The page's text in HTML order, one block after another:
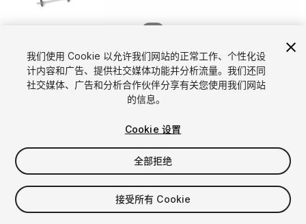
FREE
65viewsin the past week
我们使用 Cookie 以允许我们网站的正常工作、个性化设
计内容和广告、提供社交媒体功能并分析流量。我们还同
社交媒体、广告和分析合作伙伴分享有关您使用我们网站
的信息。
Cookie 设置
全部拒绝
接受所有 Cookie